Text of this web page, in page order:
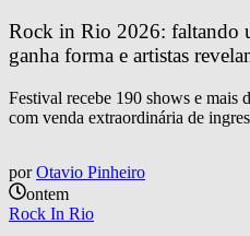
Rock in Rio 2026: faltando
ganha forma e artistas
Festival recebe 190 shows e mais
com venda extraordinária de
por Otavio Pinheiro
ontem
Rock In Rio